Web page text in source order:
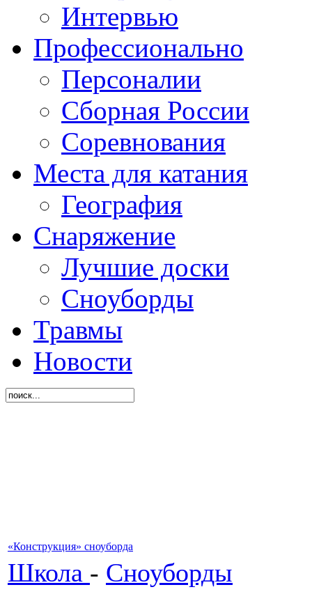
Интервью
Профессионально
Персоналии
Сборная России
Соревнования
Места для катания
География
Снаряжение
Лучшие доски
Сноуборды
Травмы
Новости
«Конструкция» сноуборда
Школа - Сноуборды